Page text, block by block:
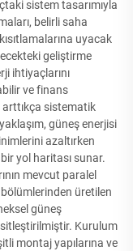
sistem tasarımıyla
belirli saha
uyacak
geliştirme
ihtiyaçlarını
ve finans
arttıkça sistematik
güneş enerjisi
azaltırken
yol haritası sunar.
mevcut paralel
üretilen
güneş
Kurulum
montaj yapılarına ve